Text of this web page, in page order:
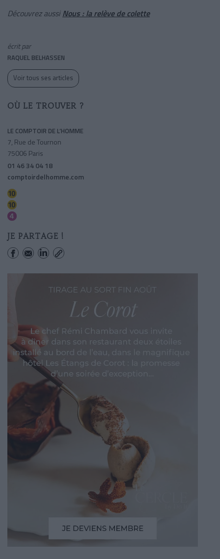
Découvrez aussiNous : la relève de colette
écrit par
RAQUEL BELHASSEN
Voir tous ses articles
OÙ LE TROUVER ?
LE COMPTOIR DE L’HOMME
7, Rue de Tournon
75006 Paris
01 46 34 04 18
comptoirdelhomme.com
JE PARTAGE !